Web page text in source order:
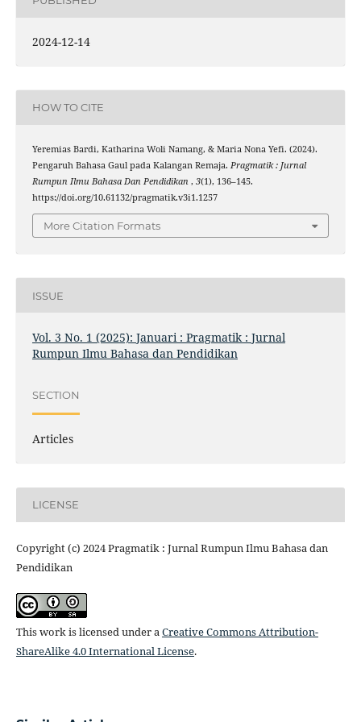
2024-12-14
HOW TO CITE
Yeremias Bardi, Katharina Woli Namang, & Maria Nona Yefi. (2024).
Pengaruh Bahasa Gaul pada Kalangan Remaja. Pragmatik : Jurnal
Rumpun Ilmu Bahasa Dan Pendidikan , 3(1), 136–145.
https://doi.org/10.61132/pragmatik.v3i1.1257
More Citation Formats
ISSUE
Vol. 3 No. 1 (2025): Januari : Pragmatik : Jurnal
Rumpun Ilmu Bahasa dan Pendidikan
SECTION
Articles
LICENSE
Copyright (c) 2024 Pragmatik : Jurnal Rumpun Ilmu Bahasa dan
Pendidikan
This work is licensed under a Creative Commons Attribution-
ShareAlike 4.0 International License.